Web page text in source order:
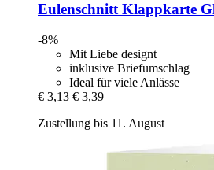
Eulenschnitt Klappkarte
-8%
Mit Liebe designt
inklusive Briefumschlag
Ideal für viele Anlässe
€ 3,13 € 3,39
Zustellung bis 11. August